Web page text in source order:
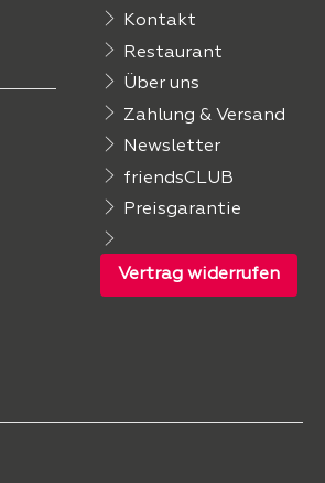
Kontakt
Restaurant
Über uns
Zahlung & Versand
Newsletter
friendsCLUB
Preisgarantie